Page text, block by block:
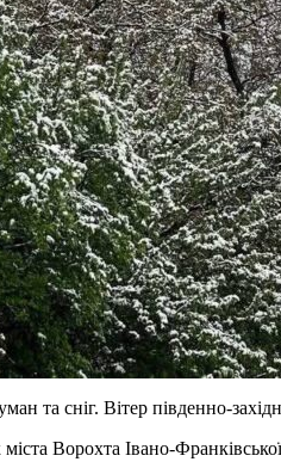
та сніг. Вітер південно-
Ворохта Івано-Франківської